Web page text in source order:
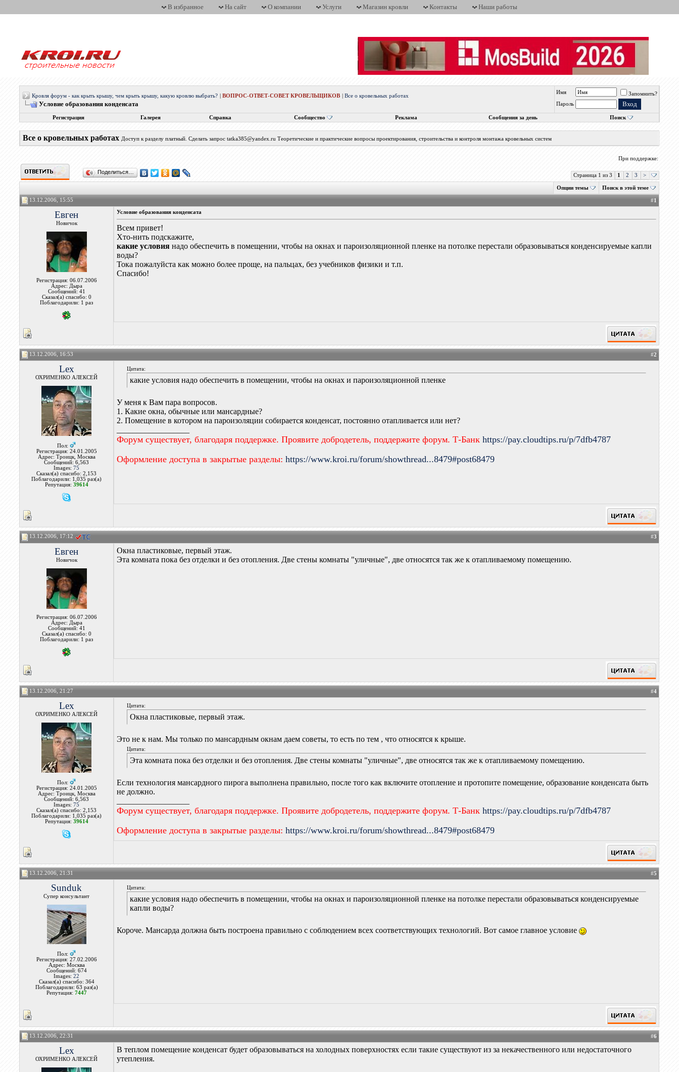
В избранное На сайт О компании Услуги Магазин кровли Контакты Наши работы
Кровля форум - как крыть крышу, чем крыть крышу, какую кровлю выбрать? |ВОПРОС-ОТВЕТ-СОВЕТ КРОВЕЛЬЩИКОВ |Все о кровельных работах
Условие образования конденсата
Имя
Запомнить?
Пароль
Регистрация Галерея Справка Сообщество Реклама Сообщения за день Поиск
Все о кровельных работах Доступ к разделу платный. Сделать запрос tatka385@yandex.ru Теоретические и практические вопросы проектирования, строительства и контроля монтажа кровельных систем
При поддержке:
Поделиться…
Страница 1 из 3 1 2 3 >
Опции темы Поиск в этой теме
13.12.2006, 15:55 #1
Евген
Новичок
Регистрация: 06.07.2006
Адрес: Дыра
Сообщений: 41
Сказал(а) спасибо: 0
Поблагодарили: 1 раз
Условие образования конденсата
Всем привет!
Хто-нить подскажите,
какие условия надо обеспечить в помещении, чтобы на окнах и пароизоляционной пленке на потолке перестали образовываться конденсируемые капли
воды?
Тока пожалуйста как можно более проще, на пальцах, без учебников физики и т.п.
Спасибо!
13.12.2006, 16:53 #2
Lex
ОХРИМЕНКО АЛЕКСЕЙ
Пол:
Регистрация: 24.01.2005
Адрес: Троицк, Москва
Сообщений: 6,563
Images:75
Сказал(а) спасибо: 2,153
Поблагодарили: 1,035 раз(а)
Репутация: 39614
Цитата:
какие условия надо обеспечить в помещении, чтобы на окнах и пароизоляционной пленке
У меня к Вам пара вопросов.
1. Какие окна, обычные или мансардные?
2. Помещение в котором на пароизоляции собирается конденсат, постоянно отапливается или нет?
Форум существует, благодаря поддержке. Проявите добродетель, поддержите форум. Т-Банкhttps://pay.cloudtips.ru/p/7dfb4787
Оформление доступа в закрытые разделы:https://www.kroi.ru/forum/showthread...8479#post68479
13.12.2006, 17:12 #3
Евген
Новичок
Регистрация: 06.07.2006
Адрес: Дыра
Сообщений: 41
Сказал(а) спасибо: 0
Поблагодарили: 1 раз
Окна пластиковые, первый этаж.
Эта комната пока без отделки и без отопления. Две стены комнаты "уличные", две относятся так же к отапливаемому помещению.
13.12.2006, 21:27 #4
Lex
ОХРИМЕНКО АЛЕКСЕЙ
Пол:
Регистрация: 24.01.2005
Адрес: Троицк, Москва
Сообщений: 6,563
Images:75
Сказал(а) спасибо: 2,153
Поблагодарили: 1,035 раз(а)
Репутация: 39614
Цитата:
Окна пластиковые, первый этаж.
Это не к нам. Мы только по мансардным окнам даем советы, то есть по тем , что относятся к крыше.
Цитата:
Эта комната пока без отделки и без отопления. Две стены комнаты "уличные", две относятся так же к отапливаемому помещению.
Если технология мансардного пирога выполнена правильно, после того как включите отопление и протопите помещение, образование конденсата быть
не должно.
Форум существует, благодаря поддержке. Проявите добродетель, поддержите форум. Т-Банкhttps://pay.cloudtips.ru/p/7dfb4787
Оформление доступа в закрытые разделы:https://www.kroi.ru/forum/showthread...8479#post68479
13.12.2006, 21:31 #5
Sunduk
Супер консультант
Пол:
Регистрация: 27.02.2006
Адрес: Москва
Сообщений: 674
Images:22
Сказал(а) спасибо: 364
Поблагодарили: 63 раз(а)
Репутация: 7447
Цитата:
какие условия надо обеспечить в помещении, чтобы на окнах и пароизоляционной пленке на потолке перестали образовываться конденсируемые
капли воды?
Короче. Мансарда должна быть построена правильно с соблюдением всех соответствующих технологий. Вот самое главное условие
13.12.2006, 22:31 #6
Lex
ОХРИМЕНКО АЛЕКСЕЙ
В теплом помещение конденсат будет образовываться на холодных поверхностях если такие существуют из за некачественного или недостаточного
утепления.